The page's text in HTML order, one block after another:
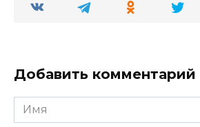
Добавить комментарий
Имя
*